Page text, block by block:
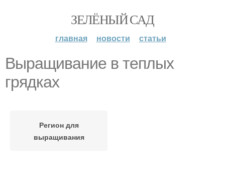
ЗЕЛЁНЫЙ САД
главная новости статьи
Выращивание в теплых
грядках
Регион для
выращивания